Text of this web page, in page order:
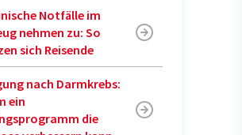
Notfälle im
nehmen zu: So
sich Reisende
nach Darmkrebs:
ein
die